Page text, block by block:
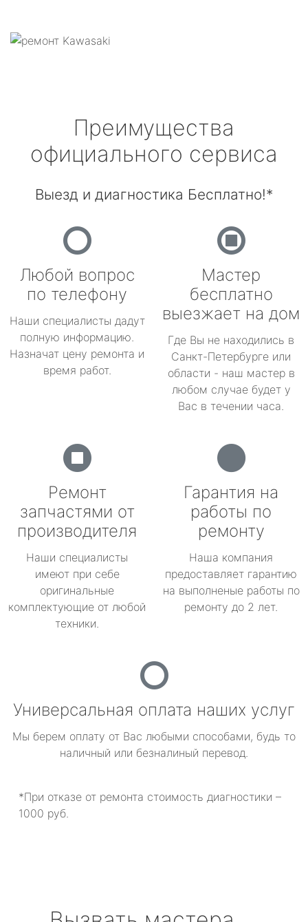
Преимущества
официального сервиса
Выезд и диагностика Бесплатно!*
Любой вопрос
по телефону
Наши специалисты дадут
полную информацию.
Назначат цену ремонта и
время работ.
Мастер
бесплатно
выезжает на дом
Где Вы не находились в
Санкт-Петербурге или
области - наш мастер в
любом случае будет у
Вас в течении часа.
Ремонт
запчастями от
производителя
Наши специалисты
имеют при себе
оригинальные
комплектующие от любой
техники.
Гарантия на
работы по
ремонту
Наша компания
предоставляет гарантию
на выполненые работы по
ремонту до 2 лет.
Универсальная оплата наших услуг
Мы берем оплату от Вас любыми способами, будь то
наличный или безналиный перевод.
*При отказе от ремонта стоимость диагностики –
1000 руб.